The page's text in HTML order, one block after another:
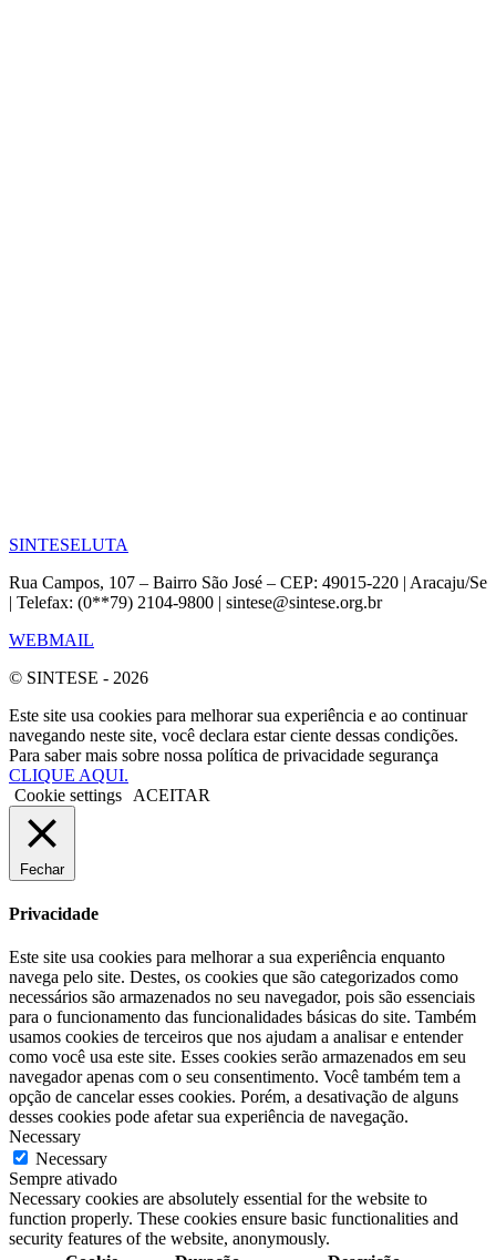
SINTESELUTA
Rua Campos, 107 – Bairro São José – CEP: 49015-220 | Aracaju/Se
| Telefax: (0**79) 2104-9800 | sintese@sintese.org.br
WEBMAIL
© SINTESE - 2026
Este site usa cookies para melhorar sua experiência e ao continuar
navegando neste site, você declara estar ciente dessas condições.
Para saber mais sobre nossa política de privacidade segurança
CLIQUE AQUI.
Cookie settings
ACEITAR
Fechar
Privacidade
Este site usa cookies para melhorar a sua experiência enquanto
navega pelo site. Destes, os cookies que são categorizados como
necessários são armazenados no seu navegador, pois são essenciais
para o funcionamento das funcionalidades básicas do site. Também
usamos cookies de terceiros que nos ajudam a analisar e entender
como você usa este site. Esses cookies serão armazenados em seu
navegador apenas com o seu consentimento. Você também tem a
opção de cancelar esses cookies. Porém, a desativação de alguns
desses cookies pode afetar sua experiência de navegação.
Necessary
Necessary
Sempre ativado
Necessary cookies are absolutely essential for the website to
function properly. These cookies ensure basic functionalities and
security features of the website, anonymously.